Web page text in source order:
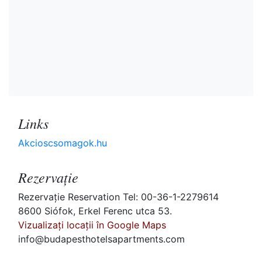
Links
Akcioscsomagok.hu
Rezervaţie
Rezervaţie Reservation Tel: 00-36-1-2279614
8600 Siófok, Erkel Ferenc utca 53.
Vizualizați locații în Google Maps
info@budapesthotelsapartments.com